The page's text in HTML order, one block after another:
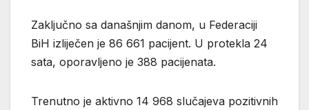
Zaključno sa današnjim danom, u Federaciji
BiH izliječen je 86 661 pacijent. U protekla 24
sata, oporavljeno je 388 pacijenata.
Trenutno je aktivno 14 968 slučajeva pozitivnih